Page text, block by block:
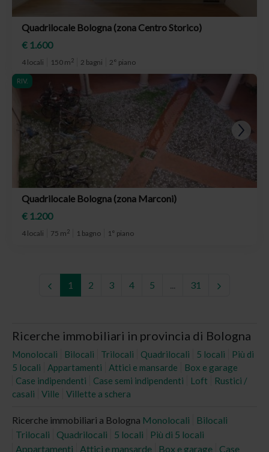
Quadrilocale Bologna (zona Centro Storico)
€ 1.600
4 locali 150 m2 2 bagni 2° piano
RIV.
Quadrilocale Bologna (zona Marconi)
€ 1.200
4 locali 75 m2 1 bagno 1° piano
1 2 3 4 5 ... 31
Ricerche immobiliari in provincia di Bologna
Monolocali Bilocali Trilocali Quadrilocali 5 locali
Più di
5 locali
Appartamenti Attici e mansarde
Box e garage
Case indipendenti
Case semi indipendenti Loft
Rustici /
casali
Ville Villette a schera
Ricerche immobiliari a Bologna Monolocali
Bilocali
Trilocali
Quadrilocali 5 locali
Più di 5 locali
Appartamenti
Attici e mansarde Box e garage Case